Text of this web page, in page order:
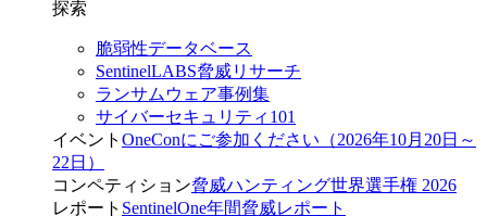
探索
脆弱性データベース
SentinelLABS脅威リサーチ
ランサムウェア事例集
サイバーセキュリティ101
イベント OneConにご参加ください（2026年10月20日～
22日）
コンペティション脅威ハンティング世界選手権 2026
レポート SentinelOne年間脅威レポート